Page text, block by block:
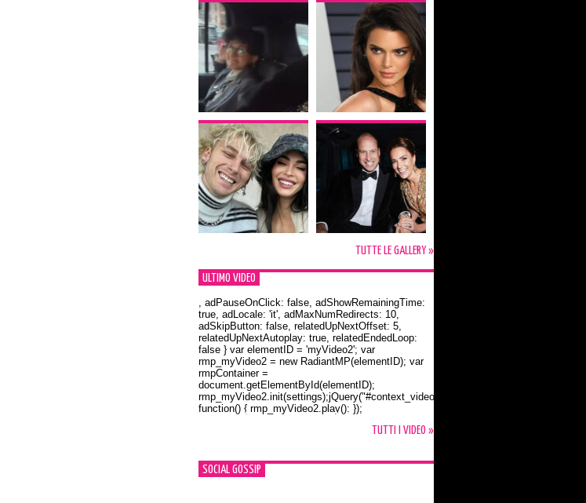
TUTTE LE GALLERY »
ULTIMO VIDEO
Orlando Bloom e la t-shirt dedicata a Flynn
, adPauseOnClick: false, adShowRemainingTime:
true, adLocale: 'it', adMaxNumRedirects: 10,
adSkipButton: false, relatedUpNextOffset: 5,
relatedUpNextAutoplay: true, relatedEndedLoop:
false } var elementID = 'myVideo2'; var
rmp_myVideo2 = new RadiantMP(elementID); var
rmpContainer =
document.getElementById(elementID);
rmp_myVideo2.init(settings);jQuery("#context_video2").one("mouseover",
function() { rmp_myVideo2.play(); });
TUTTI I VIDEO »
SOCIAL GOSSIP